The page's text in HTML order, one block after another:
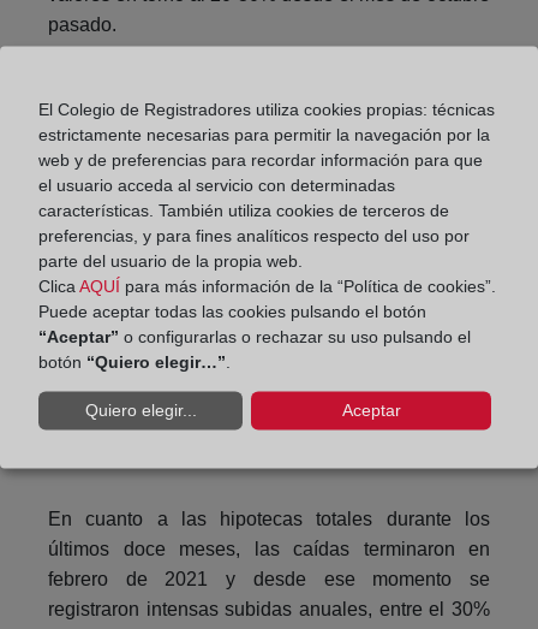
pasado.
con los meses más duros de la pandemia, en los
últimos ocho meses se ha producido un incremento
anual mayor de compraventas de vivienda frente al
de compraventas totales.
En cuanto a las hipotecas totales durante los
últimos doce meses, las caídas terminaron en
febrero de 2021 y desde ese momento se
registraron intensas subidas anuales, entre el 30%
El Colegio de Registradores utiliza cookies propias: técnicas
estrictamente necesarias para permitir la navegación por la
web y de preferencias para recordar información para que
el usuario acceda al servicio con determinadas
características. También utiliza cookies de terceros de
preferencias, y para fines analíticos respecto del uso por
parte del usuario de la propia web.
Clica AQUÍ para más información de la “Política de cookies”.
Puede aceptar todas las cookies pulsando el botón
“Aceptar” o configurarlas o rechazar su uso pulsando el
botón “Quiero elegir…”
Quiero elegir... Aceptar